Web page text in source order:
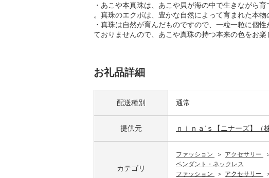
・あこや本真珠は、あこや貝が海の中で生きながら
。真珠のエクボは、豊かな自然によって育まれた本物
・真珠は自然が育んだものですので、一粒一粒に個
ておりませんので、あこや真珠の持つ本来の色をお楽
お礼品詳細
配送種別 通常
提供元 ｎｉｎａ’ｓ【ニナーズ】（
カテゴリ
ファッション
アクセサリー
ペンダント・ネックレス
ファッション
アクセサリー